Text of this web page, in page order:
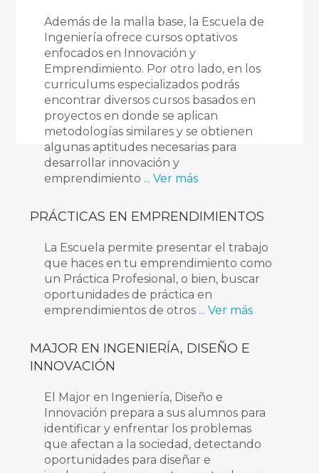
Además de la malla base, la Escuela de
Ingeniería ofrece cursos optativos
enfocados en Innovación y
Emprendimiento. Por otro lado, en los
curriculums especializados podrás
encontrar diversos cursos basados en
proyectos en donde se aplican
metodologías similares y se obtienen
algunas aptitudes necesarias para
desarrollar innovación y
emprendimiento ... Ver más
PRÁCTICAS EN EMPRENDIMIENTOS
La Escuela permite presentar el trabajo
que haces en tu emprendimiento como
un Práctica Profesional, o bien, buscar
oportunidades de práctica en
emprendimientos de otros ... Ver más
MAJOR EN INGENIERÍA, DISEÑO E
INNOVACIÓN
El Major en Ingeniería, Diseño e
Innovación prepara a sus alumnos para
identificar y enfrentar los problemas
que afectan a la sociedad, detectando
oportunidades para diseñar e